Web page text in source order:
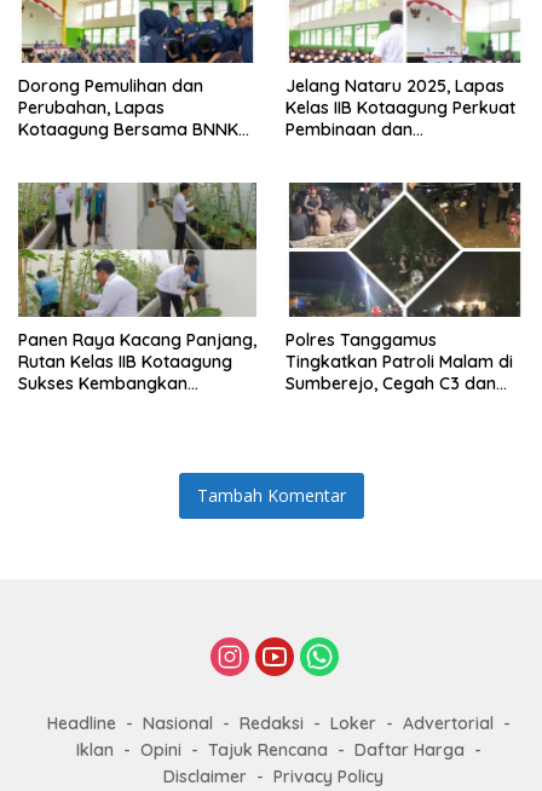
Dorong Pemulihan dan
Perubahan, Lapas
Kotaagung Bersama BNNK
Jelang Nataru 2025, Lapas
Kelas IIB Kotaagung Perkuat
Pembinaan dan
Panen Raya Kacang Panjang,
Rutan Kelas IIB Kotaagung
Sukses Kembangkan
Polres Tanggamus
Tingkatkan Patroli Malam di
Sumberejo, Cegah C3 dan
Tambah Komentar
Headline Nasional Redaksi Loker
Advertorial
Iklan
Opini Tajuk Rencana
Daftar Harga
Disclaimer
Privacy Policy